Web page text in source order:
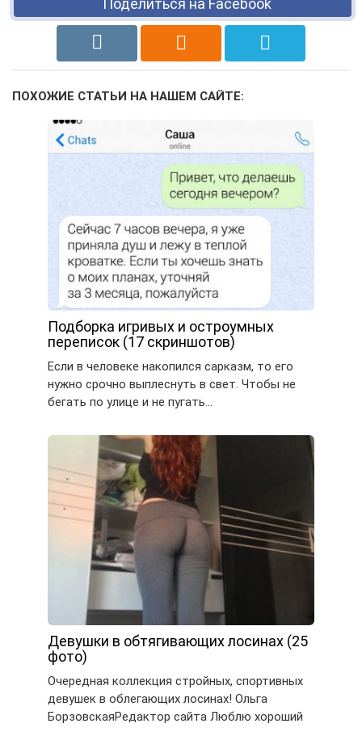
ПОХОЖИЕ СТАТЬИ НА НАШЕМ САЙТЕ:
Подборка игривых и остроумных
переписок (17 скриншотов)
Если в человеке накопился сарказм, то его
нужно срочно выплеснуть в свет. Чтобы не
бегать по улице и не пугать…
Девушки в обтягивающих лосинах (25
фото)
Очередная коллекция стройных, спортивных
девушек в облегающих лосинах! Ольга
БорзовскаяРедактор сайта Люблю хороший